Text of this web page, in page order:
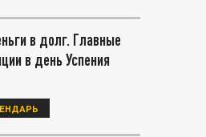
в долг. Главные
в день Успения